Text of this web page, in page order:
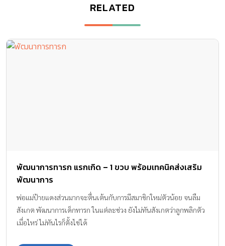
RELATED
พัฒนาการทารก แรกเกิด – 1 ขวบ พร้อมเทคนิคส่งเสริม
พัฒนาการ
พ่อแม่ป้ายแดงส่วนมากจะตื่นเต้นกับการมีสมาชิกใหม่ตัวน้อย จนลืม
สังเกต พัฒนาการเด็กทารก ในแต่ละช่วง ยังไม่ทันสังเกตว่าลูกพลิกตัว
เมื่อไหร่ ไม่ทันไรก็ตั้งไข่ได้